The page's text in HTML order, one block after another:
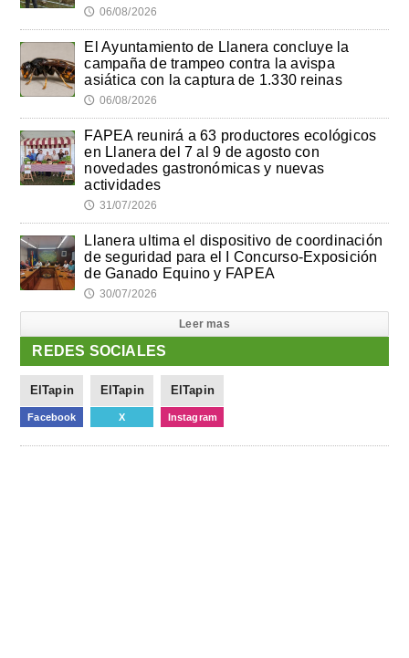
🕔 06/08/2026
El Ayuntamiento de Llanera concluye la
campaña de trampeo contra la avispa
asiática con la captura de 1.330 reinas
🕔 06/08/2026
FAPEA reunirá a 63 productores ecológicos
en Llanera del 7 al 9 de agosto con
novedades gastronómicas y nuevas
actividades
🕔 31/07/2026
Llanera ultima el dispositivo de coordinación
de seguridad para el I Concurso-Exposición
de Ganado Equino y FAPEA
🕔 30/07/2026
Leer mas
REDES SOCIALES
ElTapin
Facebook
ElTapin
X
ElTapin
Instagram